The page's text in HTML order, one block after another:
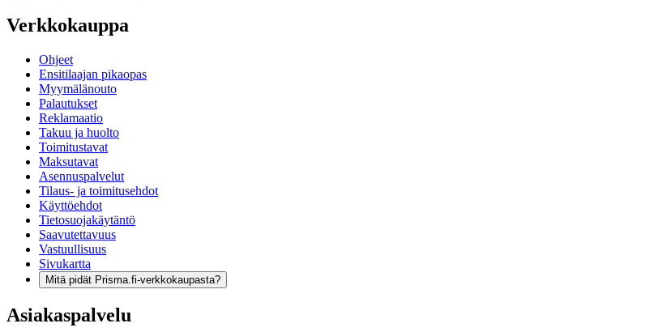
Verkkokauppa
Ohjeet
Ensitilaajan pikaopas
Myymälänouto
Palautukset
Reklamaatio
Takuu ja huolto
Toimitustavat
Maksutavat
Asennuspalvelut
Tilaus- ja toimitusehdot
Käyttöehdot
Tietosuojakäytäntö
Saavutettavuus
Vastuullisuus
Sivukartta
Mitä pidät Prisma.fi-verkkokaupasta?
Asiakaspalvelu